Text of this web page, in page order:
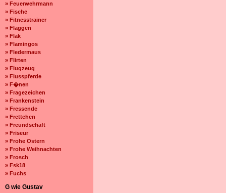
» Feuerwehrmann
» Fische
» Fitnesstrainer
» Flaggen
» Flak
» Flamingos
» Fledermaus
» Flirten
» Flugzeug
» Flusspferde
» F�nen
» Fragezeichen
» Frankenstein
» Fressende
» Frettchen
» Freundschaft
» Friseur
» Frohe Ostern
» Frohe Weihnachten
» Frosch
» Fsk18
» Fuchs
G wie Gustav